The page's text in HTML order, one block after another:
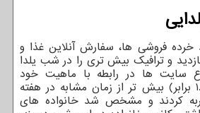
فروشی ها، سفارش آنلاین غذا و
و ترافیک بیش تری را در شب یلدا
سایت ها در رابطه با ماهیت خود
بازدیدی ۹۰ درصد (۱.۹ برابر) بیش تر از زمان مشابه در هفته
کردند و مشخص شد خانواده های